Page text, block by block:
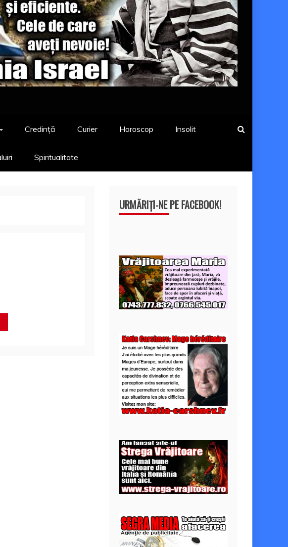
Credință Curier Horoscop Insolit
Spiritualitate
URMĂRIȚI-NE PE FACEBOOK!